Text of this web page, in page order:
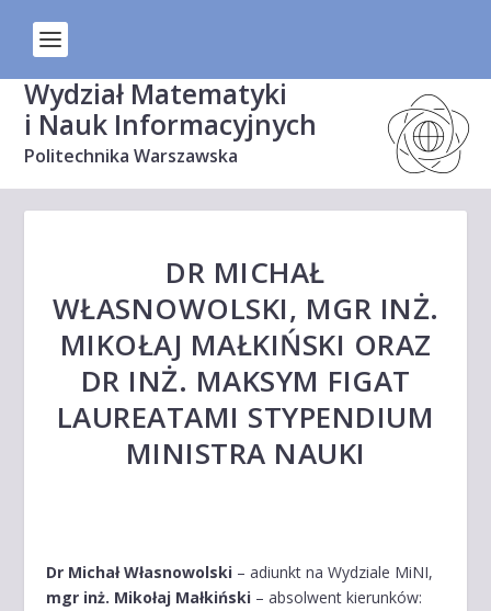
Wydział Matematyki
i Nauk Informacyjnych
Politechnika Warszawska
DR MICHAŁ
WŁASNOWOLSKI, MGR INŻ.
MIKOŁAJ MAŁKIŃSKI ORAZ
DR INŻ. MAKSYM FIGAT
LAUREATAMI STYPENDIUM
MINISTRA NAUKI
Dr Michał Własnowolski – adiunkt na Wydziale MiNI,
mgr inż. Mikołaj Małkiński – absolwent kierunków: